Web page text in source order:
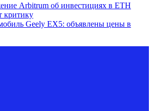
Arbitrum об инвестициях в ETH
критику
Geely EX5: объявлены цены в